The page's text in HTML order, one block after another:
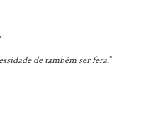
de também ser fera.”